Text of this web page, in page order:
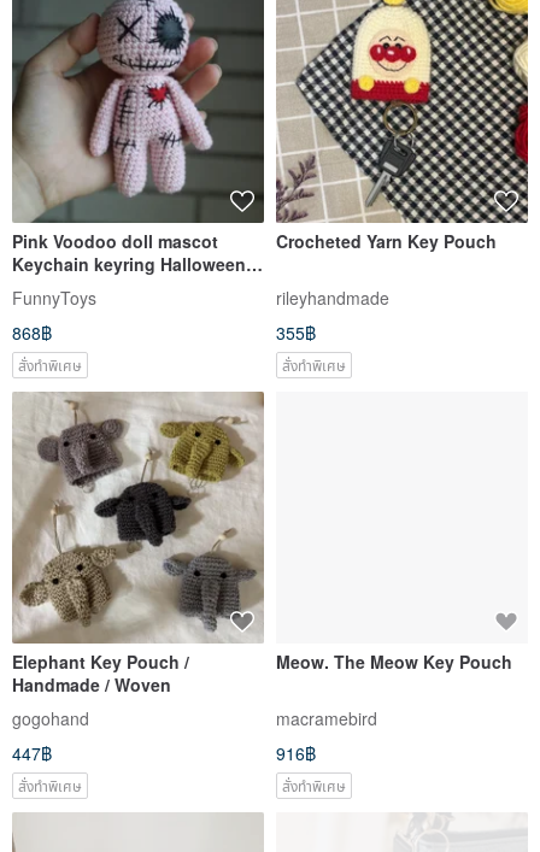
Pink Voodoo doll mascot
Keychain keyring Halloween
gift Decor Crochet Witchcraft
FunnyToys
868฿
สั่งทำพิเศษ
Crocheted Yarn Key Pouch
rileyhandmade
355฿
สั่งทำพิเศษ
Elephant Key Pouch /
Handmade / Woven
gogohand
447฿
สั่งทำพิเศษ
Meow. The Meow Key Pouch
macramebird
916฿
สั่งทำพิเศษ